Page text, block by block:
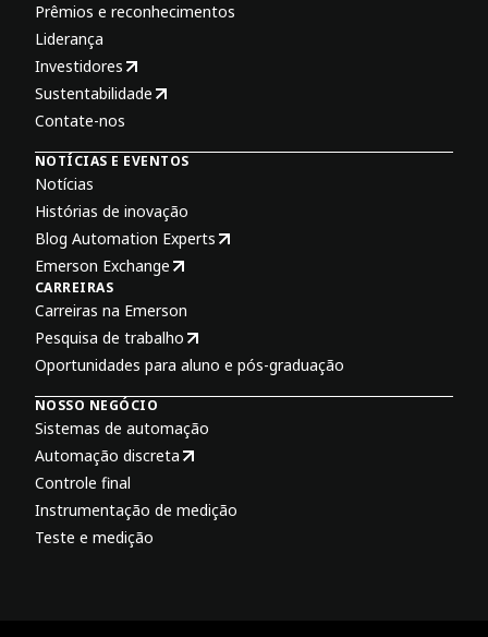
Prêmios e reconhecimentos
Liderança
Investidores
Sustentabilidade
Contate-nos
NOTÍCIAS E EVENTOS
Notícias
Histórias de inovação
Blog Automation Experts
Emerson Exchange
CARREIRAS
Carreiras na Emerson
Pesquisa de trabalho
Oportunidades para aluno e pós-graduação
NOSSO NEGÓCIO
Sistemas de automação
Automação discreta
Controle final
Instrumentação de medição
Teste e medição